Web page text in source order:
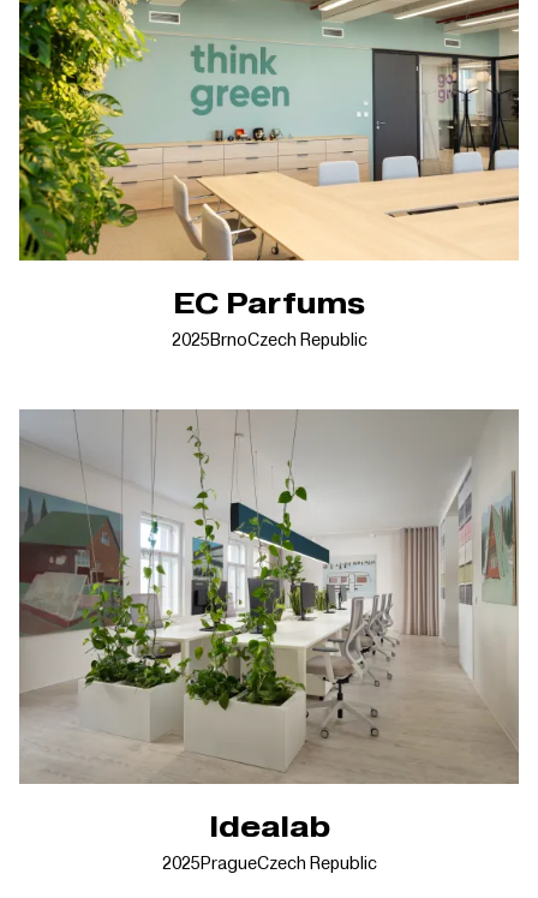
EC Parfums
2025BrnoCzech Republic
Idealab
2025PragueCzech Republic